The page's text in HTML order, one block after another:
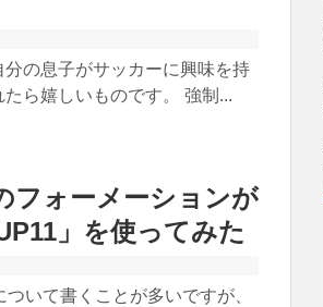
の息子がサッカーに興味を持
ら嬉しいものです。 強制...
フォーメーションが
」を使ってみた
いて書くことが多いですが、